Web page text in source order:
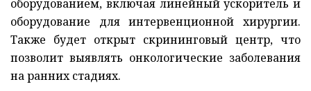
оборудованием, включая линейный ускоритель и
оборудование для интервенционной хирургии.
Также будет открыт скрининговый центр, что
позволит выявлять онкологические заболевания
на ранних стадиях.